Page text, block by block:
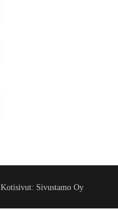
Kotisivut: Sivustamo Oy